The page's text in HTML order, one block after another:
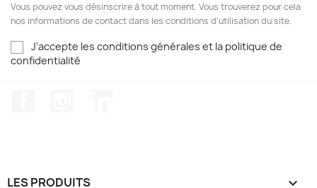
Vous pouvez vous désinscrire à tout moment. Vous trouverez pour cela
nos informations de contact dans les conditions d'utilisation du site.
J'accepte les conditions générales et la politique de
confidentialité
LES PRODUITS 